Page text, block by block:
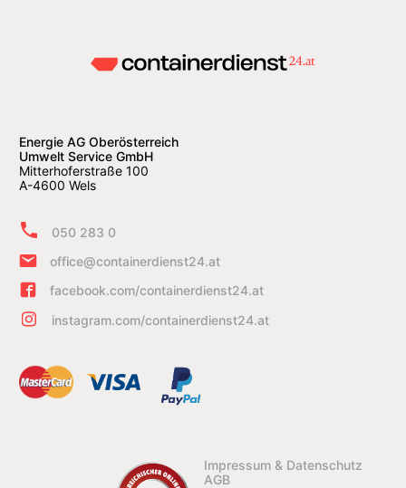
Energie AG Oberösterreich
Umwelt Service GmbH
Mitterhoferstraße 100
A-4600 Wels
050 283 0
office@containerdienst24.at
facebook.com/containerdienst24.at
instagram.com/containerdienst24.at
Impressum & Datenschutz
AGB